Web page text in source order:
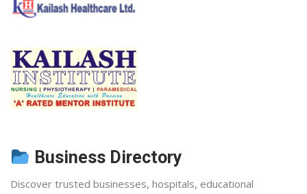
Business Directory
Discover trusted businesses, hospitals, educational